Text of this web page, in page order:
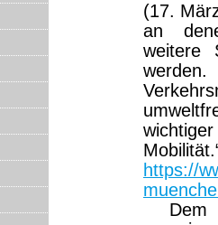
(17.
an
weitere
https://
Dem